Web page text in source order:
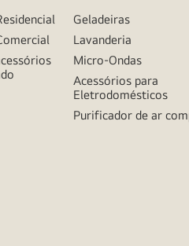
Geladeiras
Lavanderia
Micro-Ondas
Acessórios para
Eletrodomésticos
Purificador de ar